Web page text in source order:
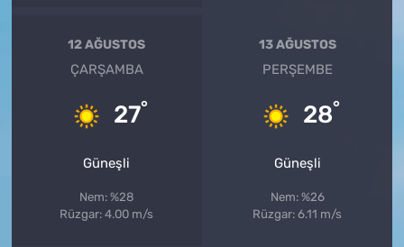
12 AĞUSTOS
ÇARŞAMBA
27°
Güneşli
Nem: %28
Rüzgar: 4.00 m/s
13 AĞUSTOS
PERŞEMBE
28°
Güneşli
Nem: %26
Rüzgar: 6.11 m/s